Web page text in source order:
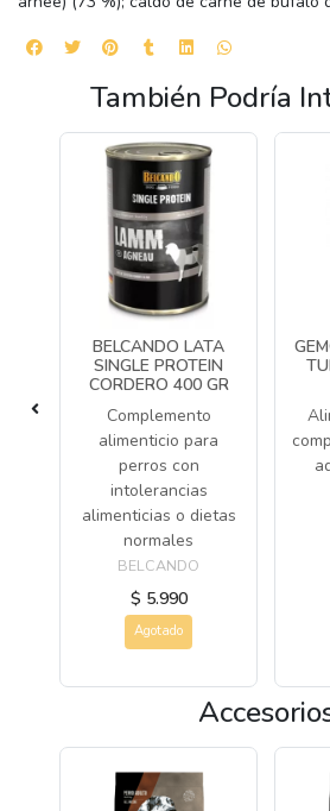
También Podría
BELCANDO LATA
SINGLE PROTEIN
CORDERO 400 GR
Complemento
alimenticio para
perros con
intolerancias
alimenticias o dietas
normales
BELCANDO
$ 5.990
Agotado